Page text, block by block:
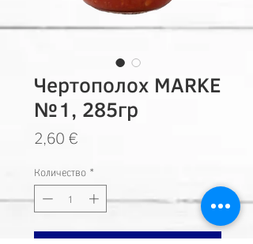
Чертополох MARKE
№1, 285гр
2,60 €
Количество *